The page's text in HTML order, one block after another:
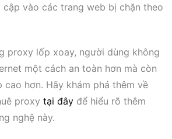
cập vào các trang web bị chặn theo
proxy lốp xoay, người dùng không
một cách an toàn hơn mà còn
hơn. Hãy khám phá thêm về
proxy tại đây để hiểu rõ thêm
nghệ này.